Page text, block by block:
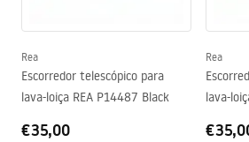
Rea
Escorredor telescópico para
lava-loiça REA P14487 Black
€35,00
Rea
lava-